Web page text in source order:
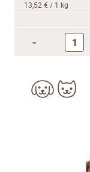
13,52 € / 1 kg
-